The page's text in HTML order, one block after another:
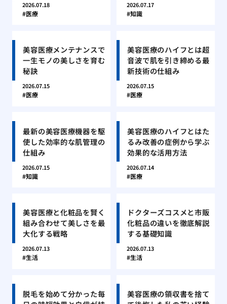
2026.07.18
医療
2026.07.17
知識
美容医療メンテナンスで
一生モノの美しさを育む
秘訣
2026.07.15
医療
美容医療のハイフとは超
音波で肌を引き締める最
新技術の仕組み
2026.07.15
医療
最新の美容医療機器を駆
使した効率的な肌管理の
仕組み
2026.07.15
知識
美容医療のハイフとはた
るみ改善の症例から学ぶ
効果的な活用方法
2026.07.14
医療
美容医療と化粧品を賢く
組み合わせて美しさを最
大化する戦略
2026.07.13
生活
ドクターズコスメと市販
化粧品の違いを徹底解説
する基礎知識
2026.07.13
生活
脱毛を始めて分かった毎
美容医療の領収書を捨て